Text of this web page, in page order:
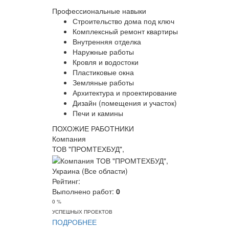
Профессиональные навыки
Строительство дома под ключ
Комплексный ремонт квартиры
Внутренняя отделка
Наружные работы
Кровля и водостоки
Пластиковые окна
Земляные работы
Архитектура и проектирование
Дизайн (помещения и участок)
Печи и камины
ПОХОЖИЕ РАБОТНИКИ
Компания
ТОВ "ПРОМТЕХБУД",
Украина (Все области)
Рейтинг:
Выполнено работ: 0
0 %
УСПЕШНЫХ ПРОЕКТОВ
ПОДРОБНЕЕ